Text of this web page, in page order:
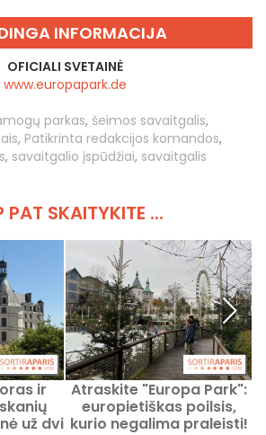
INFORMACIJA
OFICIALI SVETAINĖ
www.europapark.de
parkas, šeimos savaitgalis,
, Patikrinta redakcijos komandos,
, savaitgalio įspūdžiai, savaitgalis
PAT SKAITYKITE ...
ir
už dvi
Atraskite "Europa Park":
europietiškas poilsis,
kurio negalima praleisti!